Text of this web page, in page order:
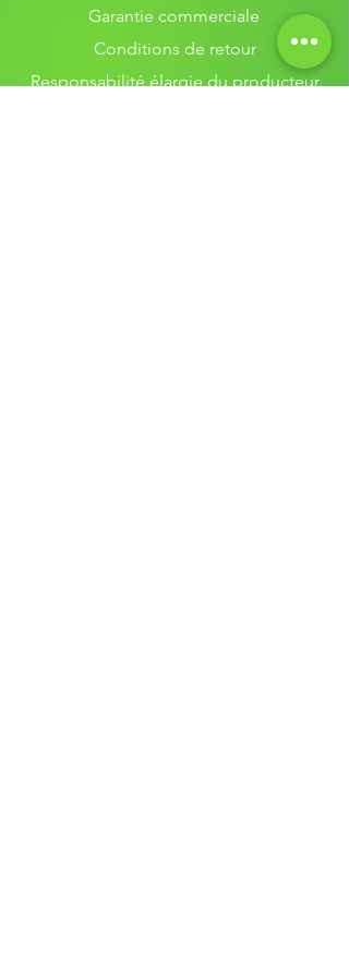
sans égal.Garantie commerciale
Conditions de retour
Responsabilité élargie du producteur